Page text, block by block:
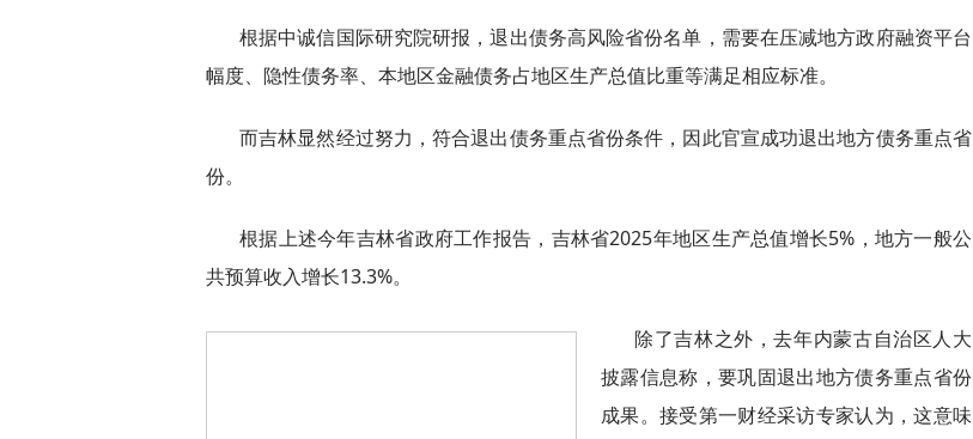
根据中诚信国际研究院研报，退出债务高风险省份名单，需要在压减地方政府融资平台
幅度、隐性债务率、本地区金融债务占地区生产总值比重等满足相应标准。
而吉林显然经过努力，符合退出债务重点省份条件，因此官宣成功退出地方债务重点省
份。
根据上述今年吉林省政府工作报告，吉林省2025年地区生产总值增长5%，地方一般公
共预算收入增长13.3%。
除了吉林之外，去年内蒙古自治区人大
披露信息称，要巩固退出地方债务重点省份
成果。接受第一财经采访专家认为，这意味